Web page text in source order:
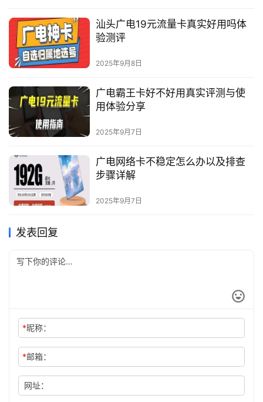
汕头广电19元流量卡真实好用吗体
验测评
2025年9月8日
广电霸王卡好不好用真实评测与使
用体验分享
2025年9月7日
广电网络卡不稳定怎么办以及排查
步骤详解
2025年9月7日
发表回复
*昵称：
*邮箱：
网址：